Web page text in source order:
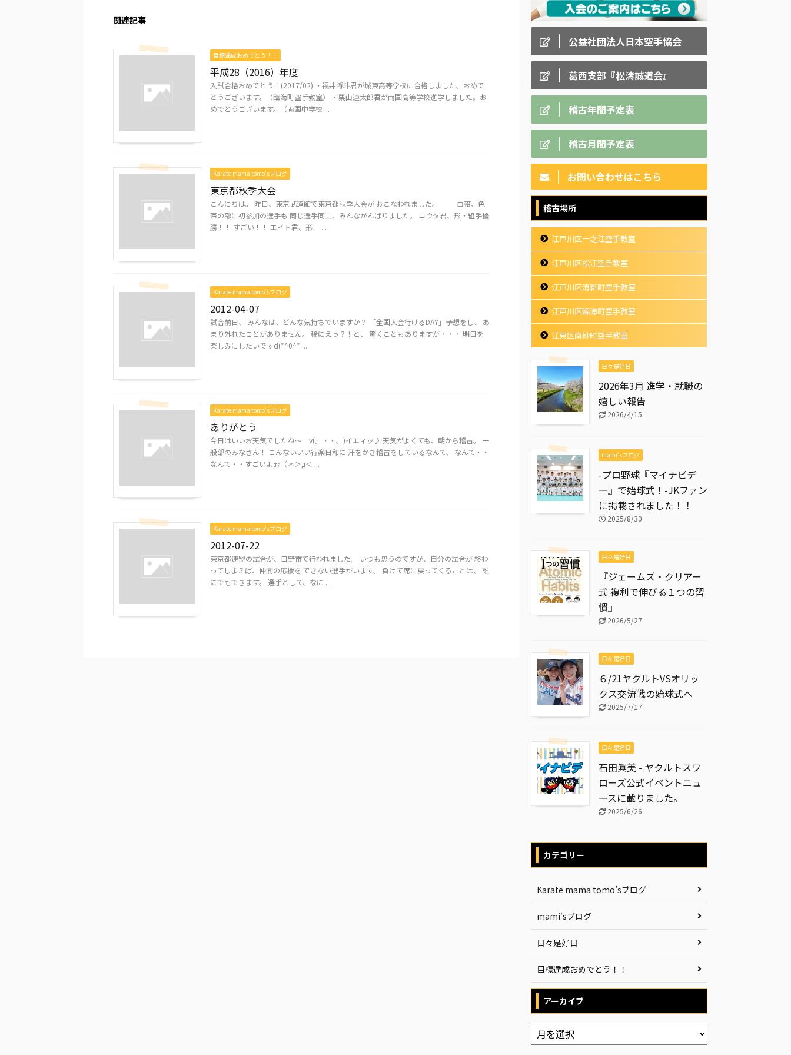
関連記事
目標達成おめでとう！！
平成28（2016）年度
入試合格おめでとう！(2017/02) ・福井将斗君が城東高等学校に合格しました。おめで
とうございます。（臨海町空手教室） ・栗山連太郎君が両国高等学校進学しました。お
めでとうございます。（両国中学校 ...
Karate mama tomo’sブログ
東京都秋季大会
こんにちは。 昨日、東京武道館で東京都秋季大会が おこなわれました。 白帯、色
帯の部に初参加の選手も 同じ選手同士、みんながんばりました。 コウタ君、形・組手優
勝！！ すごい！！ エイト君、形 ...
Karate mama tomo’sブログ
2012-04-07
試合前日、 みんなは、どんな気持ちでいますか？ 「全国大会行けるDAY」予想をし、 あ
まり外れたことがありません。 稀にえっ？！と、 驚くこともありますが・・・ 明日を
楽しみにしたいですd(*^0^* ...
Karate mama tomo’sブログ
ありがとう
今日はいいお天気でしたね～ v(。・・。)イエィッ♪ 天気がよくても、朝から稽古。 一
般部のみなさん！ こんないいい行楽日和に 汗をかき稽古をしているなんて、 なんて・・
なんて・・すごいよぉ（＊＞д＜ ...
Karate mama tomo’sブログ
2012-07-22
東京都連盟の試合が、日野市で行われました。 いつも思うのですが、自分の試合が 終わ
ってしまえば、仲間の応援を できない選手がいます。 負けて席に戻ってくることは、 誰
にでもできます。 選手として、なに ...
公益社団法人日本空手協会
葛西支部『松濤誠道会』
稽古年間予定表
稽古月間予定表
お問い合わせはこちら
稽古場所
江戸川区一之江空手教室
江戸川区松江空手教室
江戸川区清新町空手教室
江戸川区臨海町空手教室
江東区南砂町空手教室
日々是好日
2026年3月 進学・就職の
嬉しい報告
2026/4/15
mami'sブログ
-プロ野球『マイナビデ
ー』で始球式！-JKファン
に掲載されました！！
2025/8/30
日々是好日
『ジェームズ・クリアー
式 複利で伸びる１つの習
慣』
2026/5/27
日々是好日
６/21ヤクルトVSオリッ
クス交流戦の始球式へ
2025/7/17
日々是好日
石田眞美 - ヤクルトスワ
ローズ公式イベントニュ
ースに載りました。
2025/6/26
カテゴリー
Karate mama tomo’sブログ
mami'sブログ
日々是好日
目標達成おめでとう！！
アーカイブ